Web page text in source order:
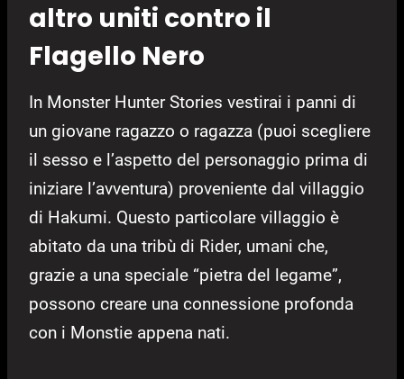
altro uniti contro il
Flagello Nero
In Monster Hunter Stories vestirai i panni di
un giovane ragazzo o ragazza (puoi scegliere
il sesso e l’aspetto del personaggio prima di
iniziare l’avventura) proveniente dal villaggio
di Hakumi. Questo particolare villaggio è
abitato da una tribù di Rider, umani che,
grazie a una speciale “pietra del legame”,
possono creare una connessione profonda
con i Monstie appena nati.